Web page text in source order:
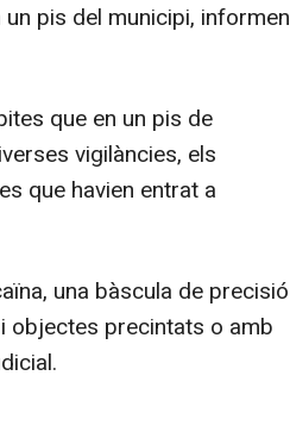
pis del municipi, informen
que en un pis de
vigilàncies, els
que havien entrat a
una bàscula de precisió
objectes precintats o amb